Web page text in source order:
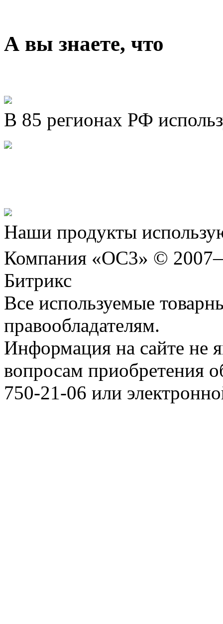
А вы знаете, что
В 85 регионах РФ
Наши продукты
Компания «ОС3» ©
Битрикс
Все используемые
правообладателям.
Информация на сайте не
вопросам приобретения
750-21-06 или